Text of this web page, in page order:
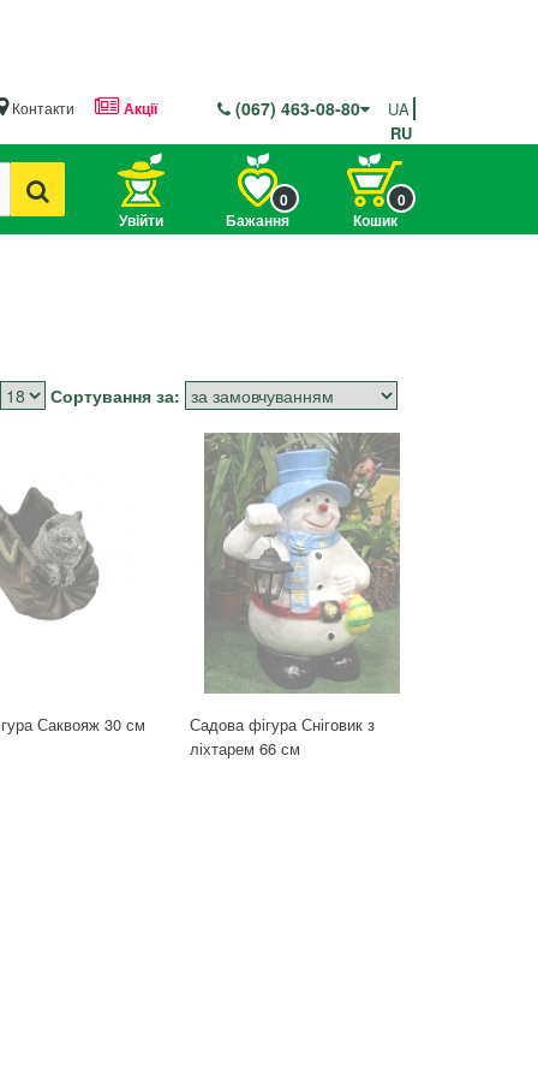
Контакти Акції (067) 463-08-80
UA
RU
Увійти Бажання
0
Кошик
0
Сортування за:
Саквояж 30 см
Садова фігура Сніговик з
ліхтарем 66 см